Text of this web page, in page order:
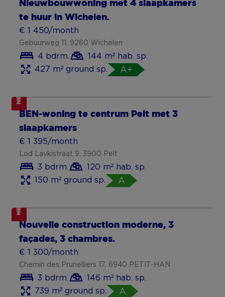
Nieuwbouwwoning met 4 slaapkamers
te huur in Wichelen.
€ 1 450/month
Gebuurweg 11, 9260 Wichelen
4 bdrm.
144 m² hab. sp.
427 m² ground sp.
A+
NEW
BEN-woning te centrum Pelt met 3
slaapkamers
€ 1 395/month
Lod Lavkistraat 9, 3900 Pelt
3 bdrm.
120 m² hab. sp.
150 m² ground sp.
A
NEW
Nouvelle construction moderne, 3
façades, 3 chambres.
€ 1 300/month
Chemin des Prunelliers 17, 6940 PETIT-HAN
3 bdrm.
146 m² hab. sp.
739 m² ground sp.
A